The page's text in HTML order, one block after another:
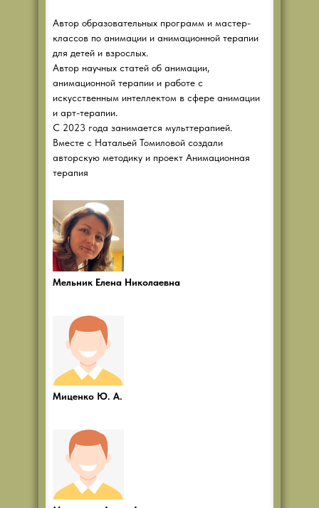
Автор образовательных программ и мастер-
классов по анимации и анимационной терапии
для детей и взрослых.
Автор научных статей об анимации,
анимационной терапии и работе с
искусственным интеллектом в сфере анимации
и арт-терапии.
С 2023 года занимается мульттерапией.
Вместе с Натальей Томиловой создали
авторскую методику и проект Анимационная
терапия
Мельник Елена Николаевна
Миценко Ю. А.